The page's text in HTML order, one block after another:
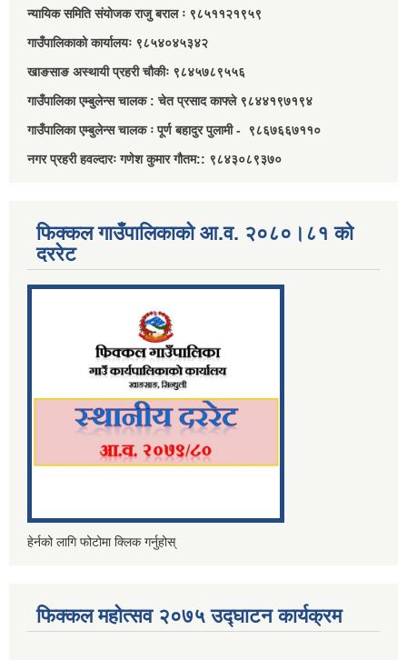
न्यायिक समिति संयोजक राजु बराल ः ९८५११२१९५९
गाउँपालिकाको कार्यालयः ९८५४०४५३४२
खाङसाङ अस्थायी प्रहरी चौकीः ९८४५७८९५५६
गाउँपालिका एम्बुलेन्स चालक : चेत प्रसाद काफ्ले ९८४४१९७१९४
गाउँपालिका एम्बुलेन्स चालक ः पूर्ण बहादुर पुलामी - ९८६७६६७११०
नगर प्रहरी हवल्दारः गणेश कुमार गौतम:: ९८४३०८९३७०
फिक्कल गाउँपालिकाको आ.व. २०८०।८१ को
दररेट
हेर्नको लागि फोटोमा क्लिक गर्नुहोस्
फिक्कल महोत्सव २०७५ उद्घाटन कार्यक्रम